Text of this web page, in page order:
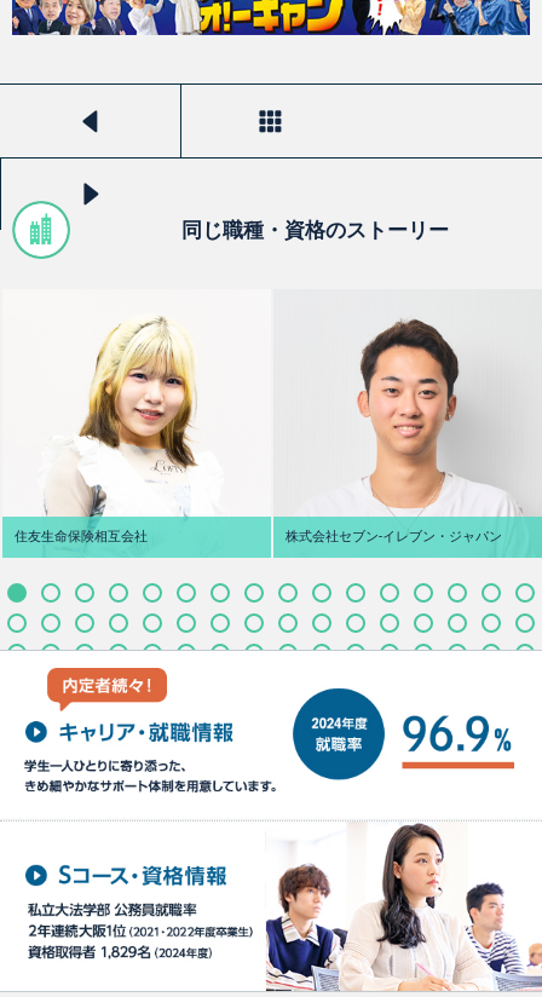
同じ職種・資格のストーリー
住友生命保険相互会社
宮崎県立延岡商業高校
株式会社セブン‐イレブン・ジャパン
大阪府 四天王寺東高校